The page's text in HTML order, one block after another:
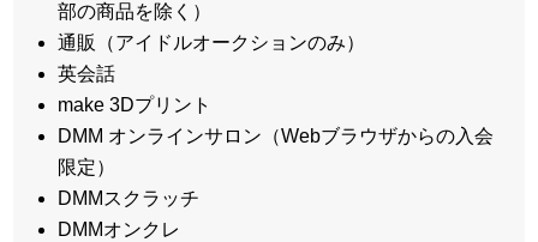
部の商品を除く）
通販（アイドルオークションのみ）
英会話
make 3Dプリント
DMM オンラインサロン（Webブラウザからの入会
限定）
DMMスクラッチ
DMMオンクレ